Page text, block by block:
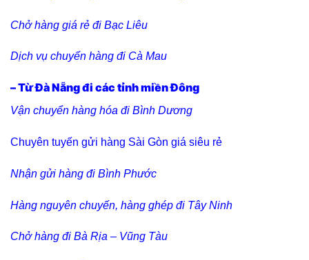
Chở hàng giá rẻ đi Bạc Liêu
Dịch vụ chuyển hàng đi Cà Mau
– Từ Đà Nẵng đi các tỉnh miền Đông
Vận chuyển hàng hóa đi Bình Dương
Chuyên tuyến gửi hàng Sài Gòn giá siêu rẻ
Nhận gửi hàng đi Bình Phước
Hàng nguyên chuyến, hàng ghép đi Tây Ninh
Chở hàng đi Bà Rịa – Vũng Tàu